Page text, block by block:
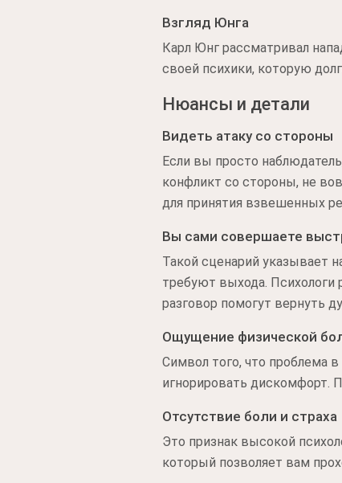
Взгляд Юнга
Карл Юнг рассматривал
своей психики, которую
Нюансы и детали
Видеть атаку со стороны
Если вы просто
конфликт со стороны, не
для принятия взвешенных
Вы сами совершаете
Такой сценарий указывает
требуют выхода. Психологи
разговор помогут вернуть
Ощущение физической
Символ того, что проблема
игнорировать дискомфорт.
Отсутствие боли и страха
Это признак высокой
который позволяет вам